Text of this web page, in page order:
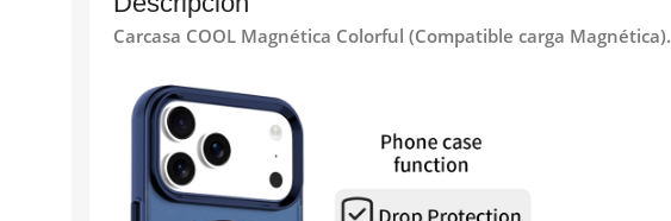
Carcasa COOL Magnética Colorful (Compatible carga Magnética).